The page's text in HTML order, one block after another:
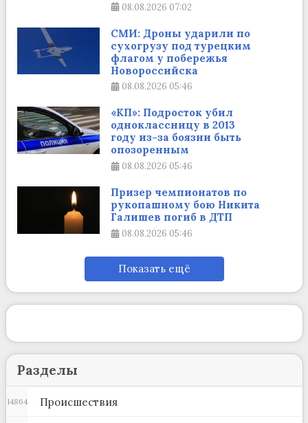
08.08.2026 07:02
СМИ: Дроны ударили по
сухогрузу под турецким
флагом у побережья
Новороссийска
08.08.2026 05:46
«КП»: Подросток убил
одноклассницу в 2013
году из-за боязни быть
опозоренным
08.08.2026 05:46
Призер чемпионатов по
рукопашному бою Никита
Галишев погиб в ДТП
08.08.2026 05:46
Показать ещё
Разделы
Происшествия
14864